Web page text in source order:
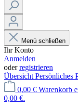
Menü schließen
Ihr Konto
Anmelden
oderregistrieren
Übersicht Persönliches
0,00 € Warenkorb
0,00 €.